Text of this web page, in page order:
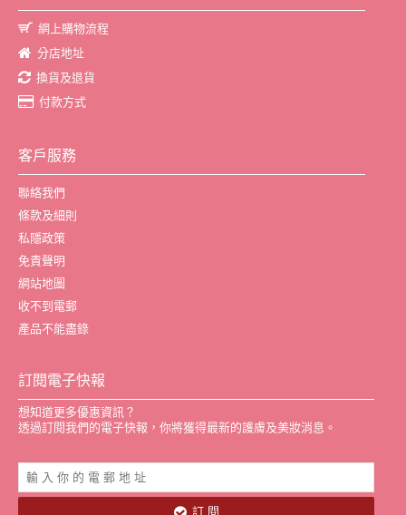
網上購物流程
分店地址
換貨及退貨
付款方式
客戶服務
聯絡我們
條款及細則
私隱政策
免責聲明
網站地圖
收不到電郵
產品不能盡錄
訂閱電子快報
想知道更多優惠資訊？
透過訂閱我們的電子快報，你將獲得最新的護膚及美妝消息。
訂 閱